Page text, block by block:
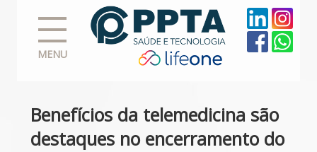
MENU
Benefícios da telemedicina são
destaques no encerramento do